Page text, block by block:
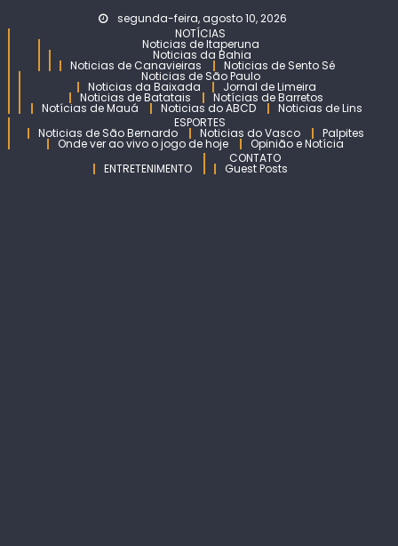
to
content
segunda-feira, agosto 10, 2026
NOTÍCIAS
Noticias de Itaperuna
Noticias da Bahia
Noticias de Canavieiras Noticias de Sento Sé
Noticias de São Paulo
Noticias da Baixada Jornal de Limeira
Noticias de Batatais Notícias de Barretos
Notícias de Mauá Noticias do ABCD
Noticias de Lins
ESPORTES
Noticias de São Bernardo Noticias do Vasco Palpites
Onde ver ao vivo o jogo de hoje
Opinião e Notícia
ENTRETENIMENTO
CONTATO
Guest Posts